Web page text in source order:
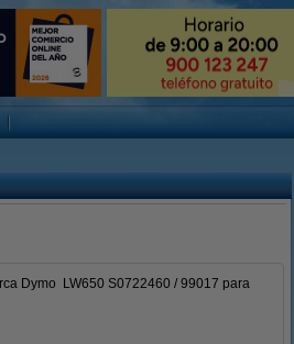
Dymo LW650 S0722460 / 99017 para